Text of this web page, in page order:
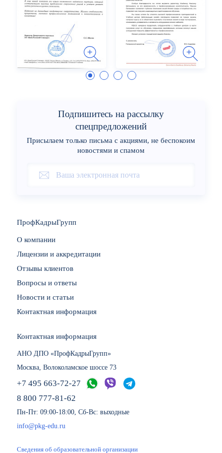
Подпишитесь на рассылку
спецпредложений
Присылаем только письма с акциями, не беспокоим
новостями и спамом
ПрофКадрыГрупп
О компании
Лицензии и аккредитации
Отзывы клиентов
Вопросы и ответы
Новости и статьи
Контактная информация
Контактная информация
АНО ДПО «ПрофКадрыГрупп»
Москва, Волоколамское шоссе 73
+7 495 663-72-27
8 800 777-81-62
Пн-Пт: 09:00-18:00, Сб-Вс: выходные
info@pkg-edu.ru
Сведения об образовательной организации